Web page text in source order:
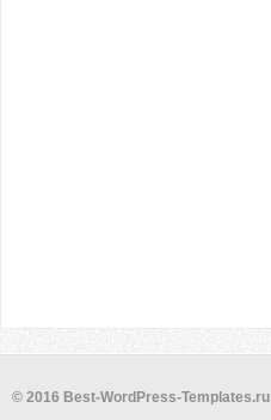
© 2016 Best-WordPress-Templates.ru